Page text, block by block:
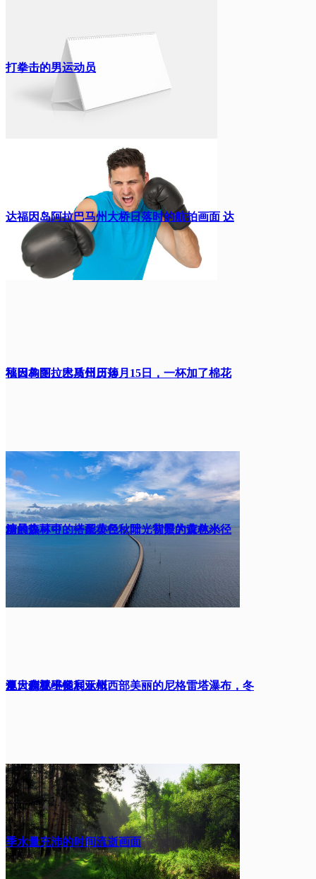
打拳击的男运动员
达福因岛阿拉巴马州大桥日落时的航拍画面 达
福因岛阿拉巴马州日落
秋日构图。木质日历10月15日，一杯加了棉花
糖的热可可，搭配黄色秋叶，背景为黄色米
色。俯视平铺展示概
清晨森林中的一条小径，阳光初照的森林小径
夏日森林小径
澳大利亚维多利亚州西部美丽的尼格雷塔瀑布，冬
季水量充沛的时间流逝画面